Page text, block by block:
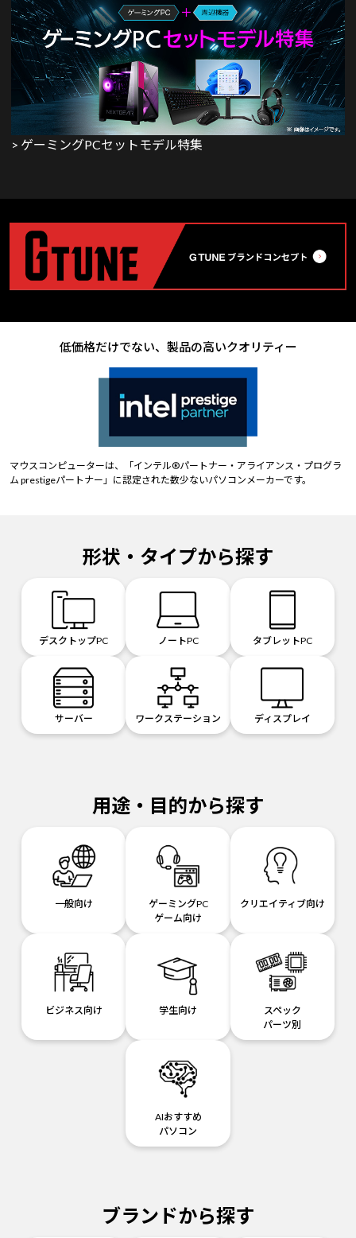
> ゲーミングPCセットモデル特集
低価格だけでない、製品の高いクオリティー
マウスコンピューターは、「インテル®パートナー・アライアンス・プログラ
ム prestigeパートナー」に認定された数少ないパソコンメーカーです。
形状・タイプから探す
デスクトップPC ノートPC タブレットPC
サーバー ワークステーション ディスプレイ
用途・目的から探す
一般向け
ゲーミングPC
ゲーム向け
クリエイティブ向け
ビジネス向け 学生向け
スペック
パーツ別
AIおすすめ
パソコン
ブランドから探す